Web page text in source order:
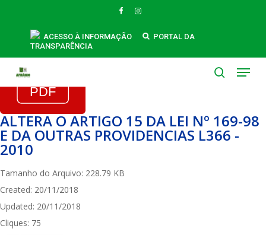
FACEBOOKINSTAGRAM
ACESSO À INFORMAÇÃO
PORTAL DA
TRANSPARÊNCIA
Menu
ALTERA O ARTIGO 15 DA LEI Nº 169-98
E DA OUTRAS PROVIDENCIAS L366 -
2010
Tamanho do Arquivo: 228.79 KB
Created: 20/11/2018
Updated: 20/11/2018
Cliques: 75